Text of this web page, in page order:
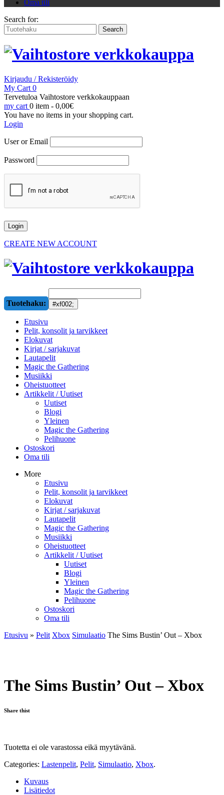
Oma tili
Search for:
Kirjaudu / Rekisteröidy
My Cart 0
Tervetuloa Vaihtostore verkkokauppaan
my cart 0 item - 0,00€
You have no items in your shopping cart.
Login
User or Email
Password
CREATE NEW ACCOUNT
Tuotehaku:
Etusivu
Pelit, konsolit ja tarvikkeet
Elokuvat
Kirjat / sarjakuvat
Lautapelit
Magic the Gathering
Musiikki
Oheistuotteet
Artikkelit / Uutiset
Uutiset
Blogi
Yleinen
Magic the Gathering
Pelihuone
Ostoskori
Oma tili
More
Etusivu
Pelit, konsolit ja tarvikkeet
Elokuvat
Kirjat / sarjakuvat
Lautapelit
Magic the Gathering
Musiikki
Oheistuotteet
Artikkelit / Uutiset
Uutiset
Blogi
Yleinen
Magic the Gathering
Pelihuone
Ostoskori
Oma tili
Etusivu » Pelit Xbox Simulaatio The Sims Bustin’ Out – Xbox
The Sims Bustin’ Out – Xbox
Share thist
Tuotetta ei ole varastossa eikä myytävänä.
Categories: Lastenpelit, Pelit, Simulaatio, Xbox.
Kuvaus
Lisätiedot